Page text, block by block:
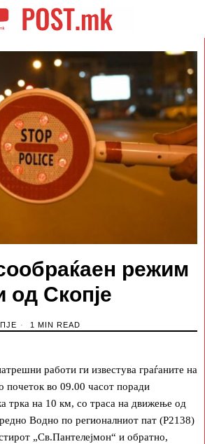
режим
од Скопје
1 MIN READ
работи ги известува граѓаните на
почеток во 09.00 часот поради
трка на 10 км, со траса на движење од
Водно по регионалниот пат (Р2138)
„Св.Пантелејмон“ и обратно,